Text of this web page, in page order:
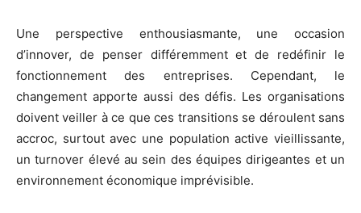
Une perspective enthousiasmante, une occasion
d’innover, de penser différemment et de redéfinir le
fonctionnement des entreprises. Cependant, le
changement apporte aussi des défis. Les organisations
doivent veiller à ce que ces transitions se déroulent sans
accroc, surtout avec une population active vieillissante,
un turnover élevé au sein des équipes dirigeantes et un
environnement économique imprévisible.